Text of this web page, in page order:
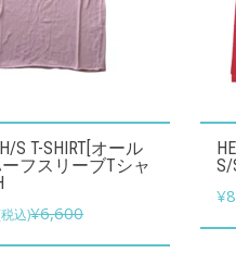
S T-SHIRT[オール
フスリーブTシャ
¥6,600
込)
の
商
品
S/
¥